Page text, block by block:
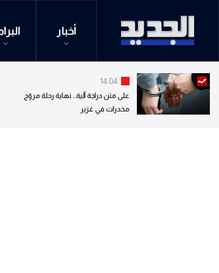
أخبار
14:04
على متن دراجة آلية.. نهاية رحلة مروّج
مخدرات في غزير